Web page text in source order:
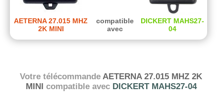
AETERNA 27.015 MHZ
2K MINI
compatible
avec
DICKERT MAHS27-
04
Votre télécommande AETERNA 27.015 MHZ 2K
MINI compatible avec DICKERT MAHS27-04